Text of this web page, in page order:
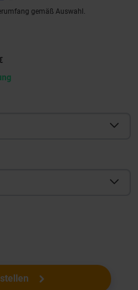
gemäß Auswahl.